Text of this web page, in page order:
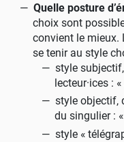
Quelle posture
choix sont
convient le mieux.
se tenir au style
style
lecteur·ices : «
style objectif,
du singulier : «
style «